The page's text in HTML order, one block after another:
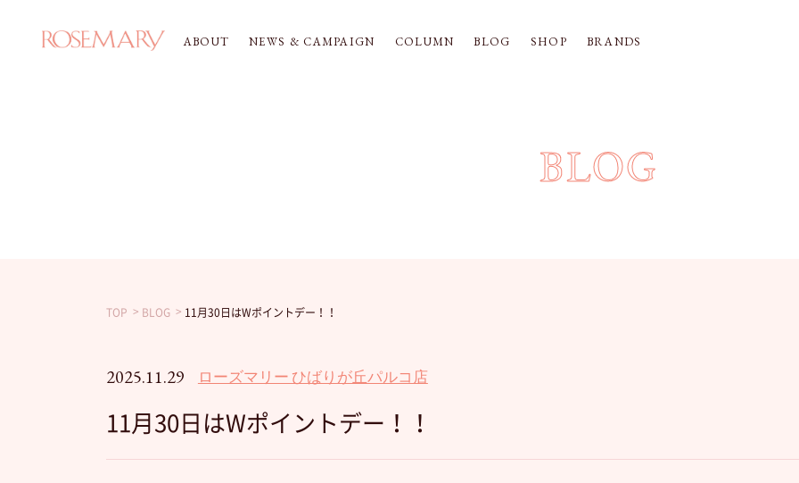
ABOUT NEWS & CAMPAIGN COLUMN BLOG SHOP BRANDS
BLOG
TOP BLOG 11月30日はWポイントデー！！
2025.11.29 ローズマリー ひばりが丘パルコ店
11月30日はWポイントデー！！